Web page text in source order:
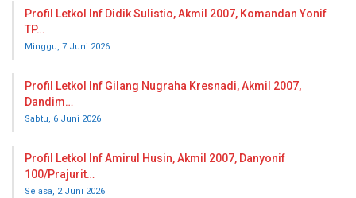
Profil Letkol Inf Didik Sulistio, Akmil 2007, Komandan Yonif
TP…
Minggu, 7 Juni 2026
Profil Letkol Inf Gilang Nugraha Kresnadi, Akmil 2007,
Dandim…
Sabtu, 6 Juni 2026
Profil Letkol Inf Amirul Husin, Akmil 2007, Danyonif
100/Prajurit…
Selasa, 2 Juni 2026